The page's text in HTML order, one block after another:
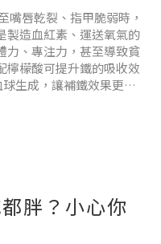
嘴唇乾裂、指甲脆弱時，
製造血紅素、運送氧氣的
力、專注力，甚至導致貧
檸檬酸可提升鐵的吸收效
生成，讓補鐵效果更全
用啦！鐵是人體非常重
血紅素，也就是紅血球
胖？小心你